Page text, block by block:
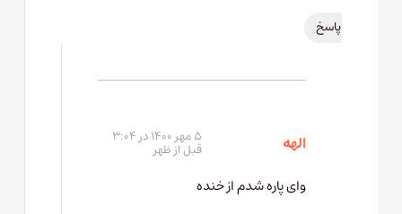
پاسخ
الهه ۵ مهر ۱۴۰۰ در ۳:۰۴
قبل از ظهر
وای پاره شدم از خنده